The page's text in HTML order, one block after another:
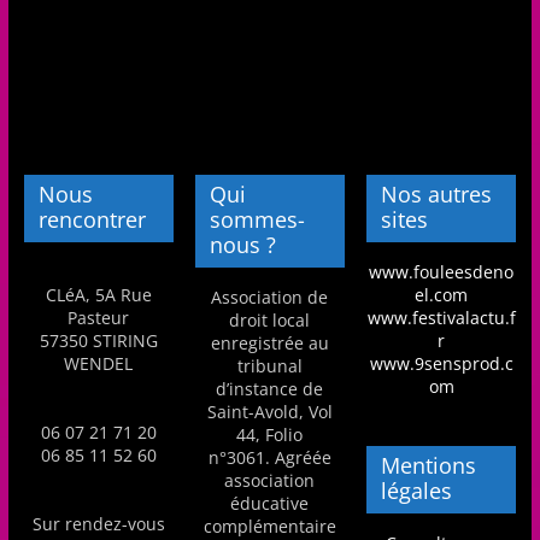
Nous
rencontrer
CLéA, 5A Rue
Pasteur
57350 STIRING
WENDEL
06 07 21 71 20
06 85 11 52 60
Sur rendez-vous
Qui
sommes-
nous ?
Association de
droit local
enregistrée au
tribunal
d’instance de
Saint-Avold, Vol
44, Folio
n°3061. Agréée
association
éducative
complémentaire
Nos autres
sites
www.fouleesdeno
el.com
www.festivalactu.f
r
www.9sensprod.c
om
Mentions
légales